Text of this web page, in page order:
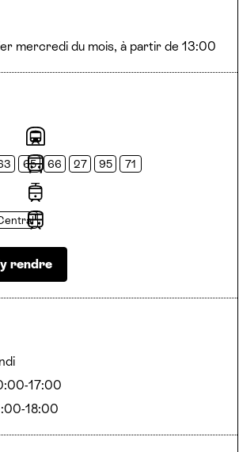
mercredi du mois, à partir de 13:00
65 66 27 95 71
rendre
17:00
18:00